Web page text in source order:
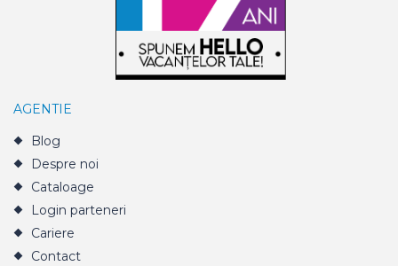
AGENTIE
Blog
Despre noi
Cataloage
Login parteneri
Cariere
Contact